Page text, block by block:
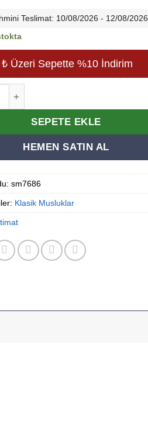
Teslimat: 10/08/2026 - 12/08/2026
Üzeri Sepette %10 İndirim
SEPETE EKLE
HEMEN SATIN AL
sm7686
Klasik Musluklar